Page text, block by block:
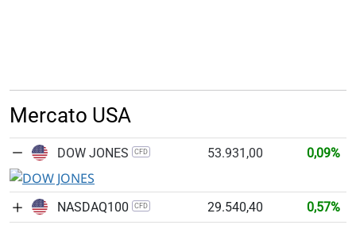
Mercato USA
DOW JONES CFD 53.931,00 0,09%
NASDAQ100 CFD 29.540,40
0,57%